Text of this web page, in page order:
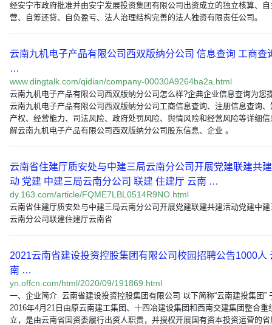
经安宁市政府批准并由安宁发展投资集团有限公司出资成立的独立核算、自
营、自筹还贷、自负盈亏、法人治理结构完善的法人独资有限责任公司。
云南九机电子产品有限公司西双版纳分公司 信息查询 工商查
…
www.dingtalk.com/qidian/company-00030A9264ba2a.html
云南九机电子产品有限公司西双版纳分公司怎么样?企典企业信息查询为您
云南九机电子产品有限公司西双版纳分公司工商信息查询、注册信息查询、
产权、经营能力、司法风险、政府处罚风险、舆情风险和经营风险等详细
解云南九机电子产品有限公司西双版纳分公司股东信息、企业 。
云南省住建厅质安处与中建三局云南分公司开展党建联建共
动 党建 中建三局云南分公司 联建 住建厅 云南 …
dy.163.com/article/FQME7LBL0514R9NO.html
云南省住建厅质安处与中建三局云南分公司开展党建联建共建活动党建中建
云南分公司联建住建厅云南省
2021云南省建设投资控股集团有限公司校园招聘公告1000人
南 …
yn.offcn.com/html/2020/09/191869.html
一、企业简介. 云南省建设投资控股集团有限公司 以下简称“云南建投集团”
2016年4月21日由原云南建工集团、十四冶建设集团和西南交建集团整合重
立，是由云南省国资委履行出资人职责，并授权开展国有资本投资运营的省